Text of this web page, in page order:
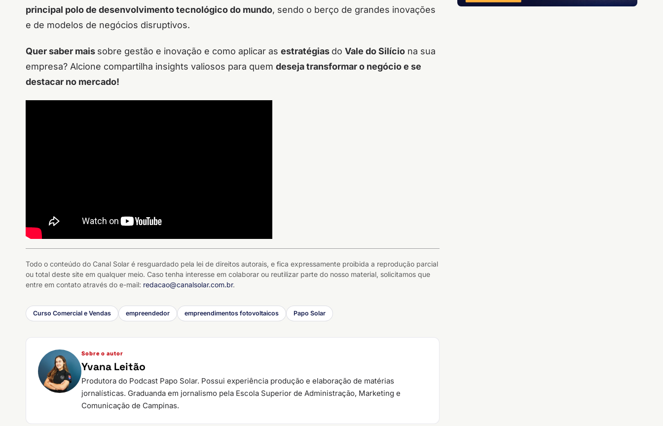
principal polo de desenvolvimento tecnológico do mundo, sendo o berço de grandes inovações
e de modelos de negócios disruptivos.
Quer saber mais sobre gestão e inovação e como aplicar as estratégias do Vale do Silício na sua
empresa? Alcione compartilha insights valiosos para quem deseja transformar o negócio e se
destacar no mercado!
Todo o conteúdo do Canal Solar é resguardado pela lei de direitos autorais, e fica expressamente proibida a reprodução parcial
ou total deste site em qualquer meio. Caso tenha interesse em colaborar ou reutilizar parte do nosso material, solicitamos que
entre em contato através do e-mail: redacao@canalsolar.com.br.
Curso Comercial e Vendas empreendedor empreendimentos fotovoltaicos Papo Solar
Sobre o autor
Yvana Leitão
Produtora do Podcast Papo Solar. Possui experiência produção e elaboração de matérias
jornalísticas. Graduanda em jornalismo pela Escola Superior de Administração, Marketing e
Comunicação de Campinas.